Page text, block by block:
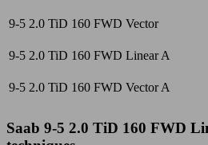
9-5 2.0 TiD 160 FWD Vector
9-5 2.0 TiD 160 FWD Linear A
9-5 2.0 TiD 160 FWD Vector A
Saab 9-5 2.0 TiD 160 FWD